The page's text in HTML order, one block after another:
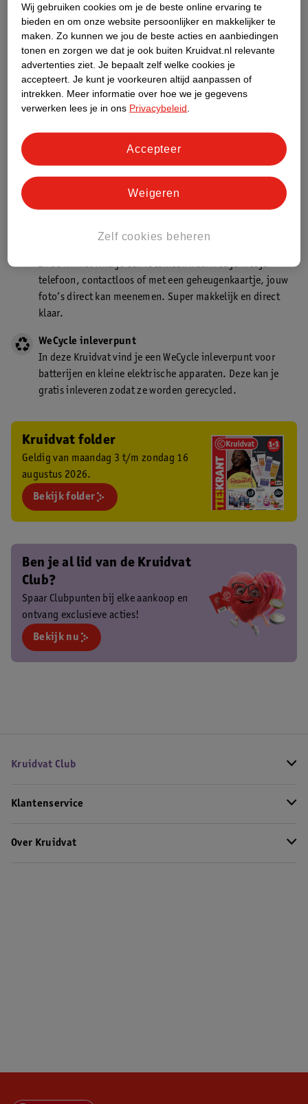
Stel je gezondheidsvraag
Ook in deze winkel
Kruidvat.nl ophaalpunt
Laat je bestelling snel en gemakkelijk bezorgen in de
Kruidvat is een gecertificeerd drogist. Dit betekent dat je
In de winkel vind je een fotokiosk waarmee je met je
telefoon, contactloos of met een geheugenkaartje, jouw
foto’s direct kan meenemen. Super makkelijk en direct
klaar.
WeCycle inleverpunt
In deze Kruidvat vind je een WeCycle inleverpunt voor
batterijen en kleine elektrische apparaten. Deze kan je
gratis inleveren zodat ze worden gerecycled.
Kruidvat folder
Geldig van maandag 3 t/m zondag 16
augustus 2026.
Bekijk folder
Ben je al lid van de Kruidvat
Club?
Spaar Clubpunten bij elke aankoop en
ontvang exclusieve acties!
Bekijk nu
Kruidvat Club
Klantenservice
Over Kruidvat
Wij gebruiken cookies om je de beste online ervaring te
bieden en om onze website persoonlijker en makkelijker te
maken. Zo kunnen we jou de beste acties en aanbiedingen
tonen en zorgen we dat je ook buiten Kruidvat.nl relevante
advertenties ziet. Je bepaalt zelf welke cookies je
accepteert. Je kunt je voorkeuren altijd aanpassen of
intrekken.
Meer informatie over hoe we je gegevens
verwerken lees je in ons Privacybeleid
Zelf cookies beheren
Weigeren
Accepteer